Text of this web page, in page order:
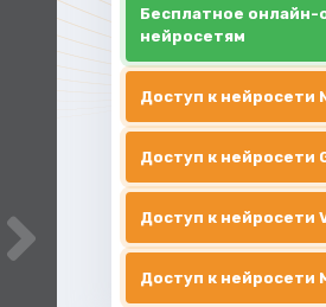
Бесплатное онлайн-
нейросетям
Доступ к нейросети
Доступ к нейросети
Доступ к нейросети
Доступ к нейросети